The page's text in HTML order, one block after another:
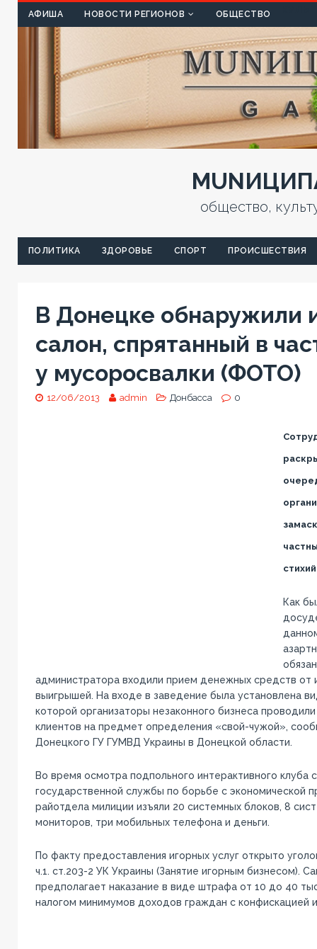
АФИША НОВОСТИ РЕГИОНОВ ОБЩЕСТВО
общество,
ПОЛИТИКА ЗДОРОВЬЕ СПОРТ ПРОИСШЕСТВИЯ
В Донецке обнаружили
салон, спрятанный в
у мусоросвалки (ФОТО)
12/06/2013 admin Донбасса 0
Как
администратора входили прием денежных средств от
выигрышей. На входе в заведение была установлена
которой организаторы незаконного бизнеса
клиентов на предмет определения «свой-чужой»,
Донецкого ГУ ГУМВД Украины в Донецкой области.
Во время осмотра подпольного интерактивного клуба
государственной службы по борьбе с экономической
райотдела милиции изъяли 20 системных блоков, 8
мониторов, три мобильных телефона и деньги.
По факту предоставления игорных услуг открыто
ч.1. ст.203-2 УК Украины (Занятие игорным бизнесом).
предполагает наказание в виде штрафа от 10 до 40
налогом минимумов доходов граждан с конфискацией